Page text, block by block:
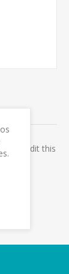
can edit this